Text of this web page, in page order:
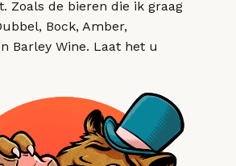
Zoals de bieren die ik graag
Bock, Amber,
Barley Wine. Laat het u